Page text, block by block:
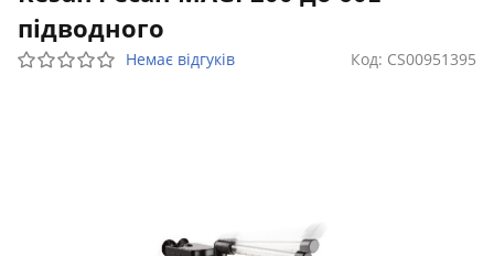
підводного
Немає відгуків Код: CS00951395